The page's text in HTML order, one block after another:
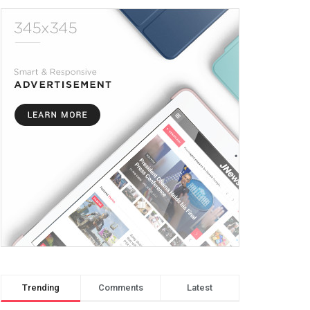
Trending Comments Latest